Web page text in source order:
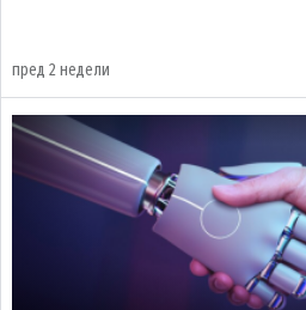
пред 2 недели